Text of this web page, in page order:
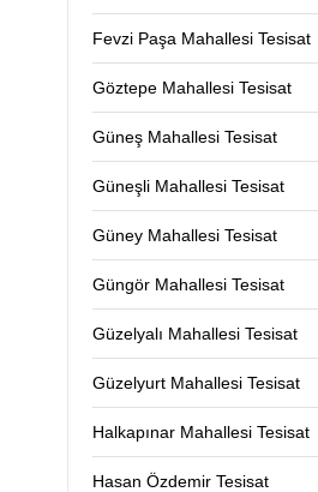
Fevzi Paşa Mahallesi Tesisat
Göztepe Mahallesi Tesisat
Güneş Mahallesi Tesisat
Güneşli Mahallesi Tesisat
Güney Mahallesi Tesisat
Güngör Mahallesi Tesisat
Güzelyalı Mahallesi Tesisat
Güzelyurt Mahallesi Tesisat
Halkapınar Mahallesi Tesisat
Hasan Özdemir Tesisat